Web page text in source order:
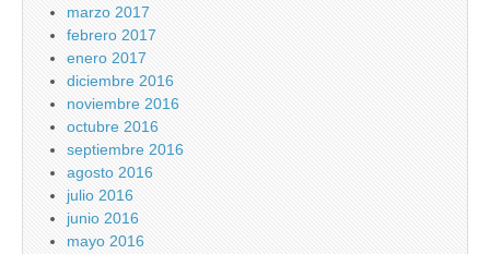
marzo 2017
febrero 2017
enero 2017
diciembre 2016
noviembre 2016
octubre 2016
septiembre 2016
agosto 2016
julio 2016
junio 2016
mayo 2016